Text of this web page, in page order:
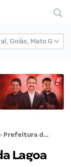
Prefeitura de São José da Lagoa Tapada-PB divulga concurso público com 39 vagas!
Lagoa